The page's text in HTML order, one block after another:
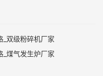
_双级粉碎机厂家
_煤气发生炉厂家